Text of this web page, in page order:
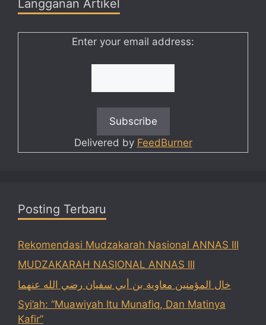
Langganan Artikel
Enter your email address:
Delivered by FeedBurner
Posting Terbaru
Rekomendasi Mudzakarah Nasional ANNAS III
MUDZAKARAH NASIONAL ANNAS III
خال المؤمنين معاوية بن أبي سفيان رضي الله عنهما
Syi’ah: “Muawiyah Itu Munafiq, Dan Matinya
Kafir”